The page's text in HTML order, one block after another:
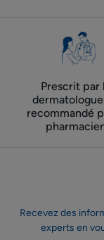
Prescrit par
recommandé
Recevez des
experts en